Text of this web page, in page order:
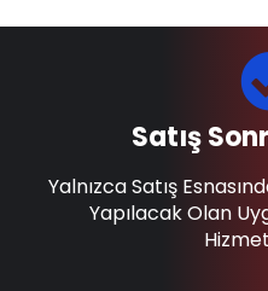
Satış
Yalnızca Satış
Yapılacak Olan